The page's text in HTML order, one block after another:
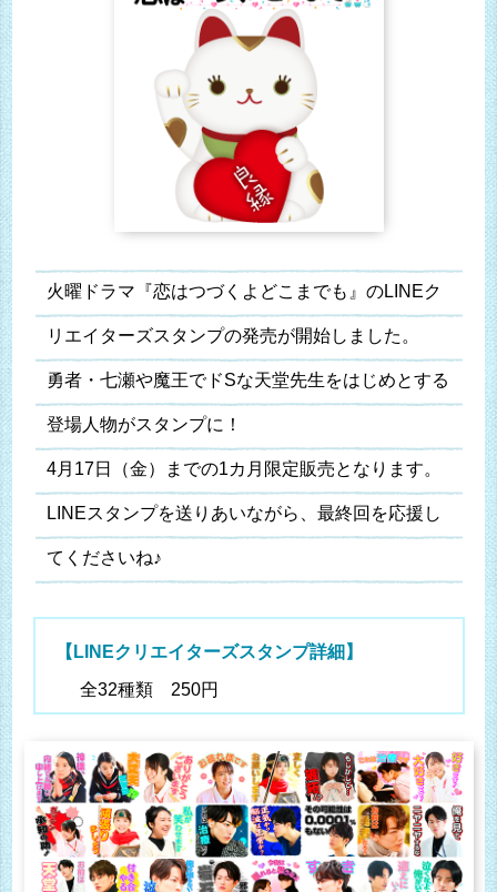
火曜ドラマ『恋はつづくよどこまでも』のLINEク
リエイターズスタンプの発売が開始しました。
勇者・七瀬や魔王でドSな天堂先生をはじめとする
登場人物がスタンプに！
4月17日（金）までの1カ月限定販売となります。
LINEスタンプを送りあいながら、最終回を応援し
てくださいね♪
【LINEクリエイターズスタンプ詳細】
全32種類 250円